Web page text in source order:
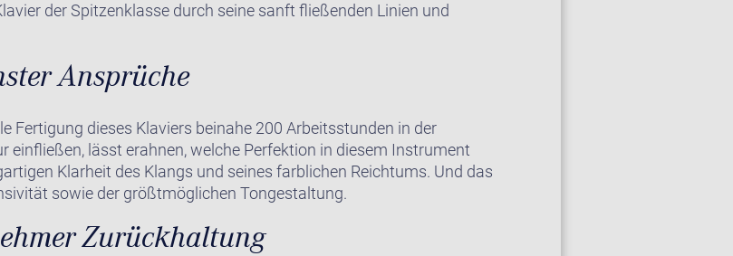
der Spitzenklasse durch seine sanft fließenden Linien und
Ansprüche
Fertigung dieses Klaviers beinahe 200 Arbeitsstunden in der
einfließen, lässt erahnen, welche Perfektion in diesem Instrument
Klarheit des Klangs und seines farblichen Reichtums. Und das
sowie der größtmöglichen Tongestaltung.
Zurückhaltung